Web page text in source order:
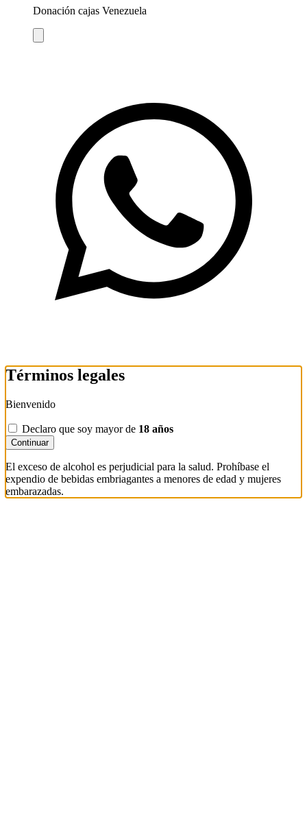
Donación cajas Venezuela
Términos legales
Bienvenido
Declaro que soy mayor de 18 años
Continuar
El exceso de alcohol es perjudicial para la salud. Prohíbase el
expendio de bebidas embriagantes a menores de edad y mujeres
embarazadas.